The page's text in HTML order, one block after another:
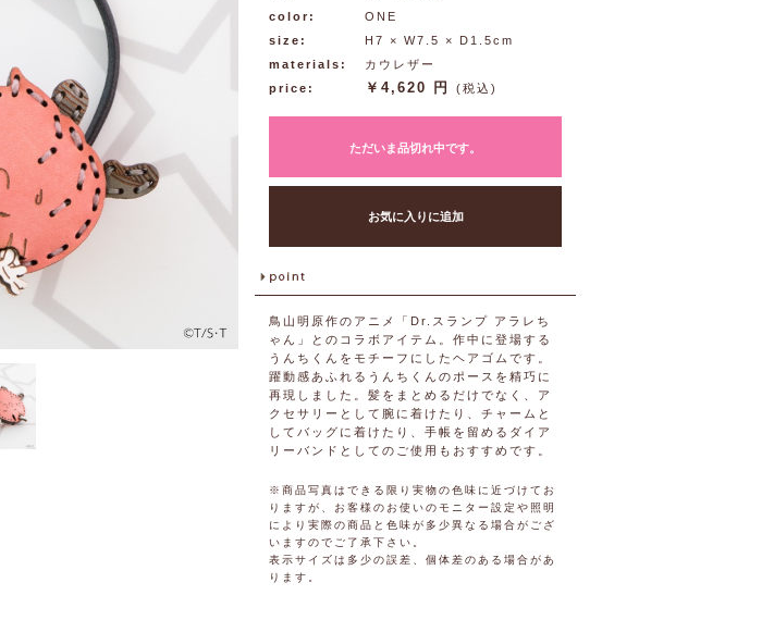
color:
ONE
size:
H7 × W7.5 × D1.5cm
materials:
カウレザー
price:
￥4,620 円 (税込)
ただいま品切れ中です。
お気に入りに追加
鳥山明原作のアニメ「Dr.スランプ アラレち
ゃん」とのコラボアイテム。作中に登場する
うんちくんをモチーフにしたヘアゴムです。
躍動感あふれるうんちくんのポースを精巧に
再現しました。髪をまとめるだけでなく、ア
クセサリーとして腕に着けたり、チャームと
してバッグに着けたり、手帳を留めるダイア
リーバンドとしてのご使用もおすすめです。
※商品写真はできる限り実物の色味に近づけてお
りますが、お客様のお使いのモニター設定や照明
により実際の商品と色味が多少異なる場合がござ
いますのでご了承下さい。
表示サイズは多少の誤差、個体差のある場合があ
ります。